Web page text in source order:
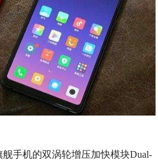
手机的双涡轮增压加快模块Dual-